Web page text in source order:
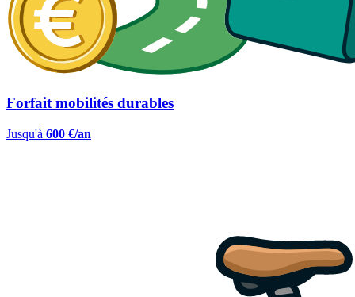
Forfait mobilités durables
Jusqu'à 600 €/an